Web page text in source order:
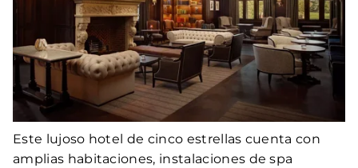
Este lujoso hotel de cinco estrellas cuenta con
amplias habitaciones, instalaciones de spa